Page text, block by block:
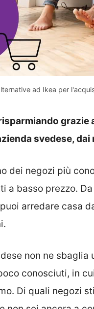
ad Ikea per
grazie
svedese,
dei negozi più
a basso prezzo.
arredare casa
non ne
conosciuti, in
Di quali negozi